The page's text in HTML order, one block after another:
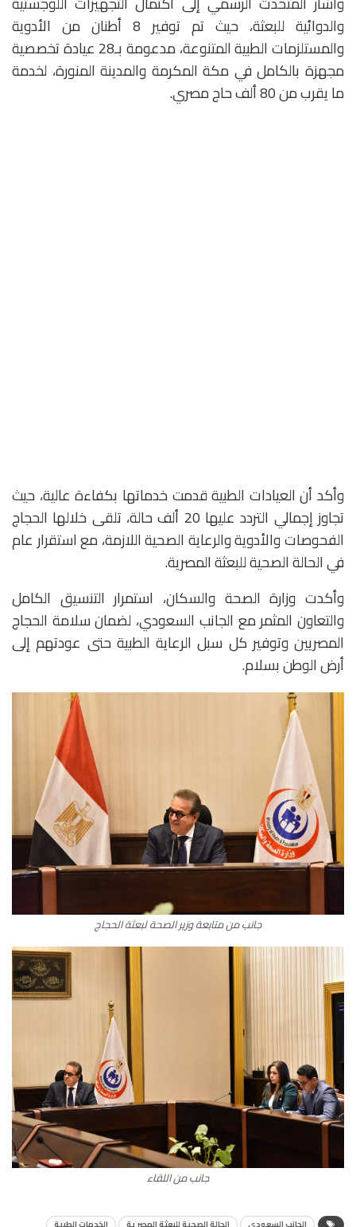
والدوائية للبعثة، حيث تم توفير 8 أطنان من الأدوية
والمستلزمات الطبية المتنوعة، مدعومة بـ28 عيادة تخصصية
مجهزة بالكامل في مكة المكرمة والمدينة المنورة، لخدمة
ما يقرب من 80 ألف حاج مصري.
وأكد أن العيادات الطبية قدمت خدماتها بكفاءة عالية، حيث
تجاوز إجمالي التردد عليها 20 ألف حالة، تلقى خلالها الحجاج
الفحوصات والأدوية والرعاية الصحية اللازمة، مع استقرار عام
في الحالة الصحية للبعثة المصرية.
وأكدت وزارة الصحة والسكان، استمرار التنسيق الكامل
والتعاون المثمر مع الجانب السعودي، لضمان سلامة الحجاج
المصريين وتوفير كل سبل الرعاية الطبية حتى عودتهم إلى
أرض الوطن بسلام.
جانب من متابعة وزير الصحة لبعثة الحجاج
جانب من اللقاء